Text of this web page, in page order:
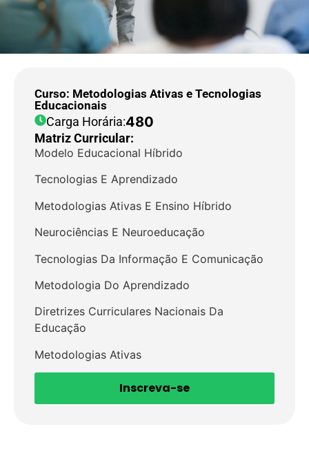
Curso: Metodologias Ativas e Tecnologias
Educacionais
Carga Horária:480
Matriz Curricular:
Modelo Educacional Híbrido
Tecnologias E Aprendizado
Metodologias Ativas E Ensino Híbrido
Neurociências E Neuroeducação
Tecnologias Da Informação E Comunicação
Metodologia Do Aprendizado
Diretrizes Curriculares Nacionais Da
Educação
Metodologias Ativas
Inscreva-se